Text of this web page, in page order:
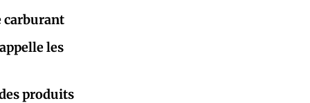
carburant
les
produits